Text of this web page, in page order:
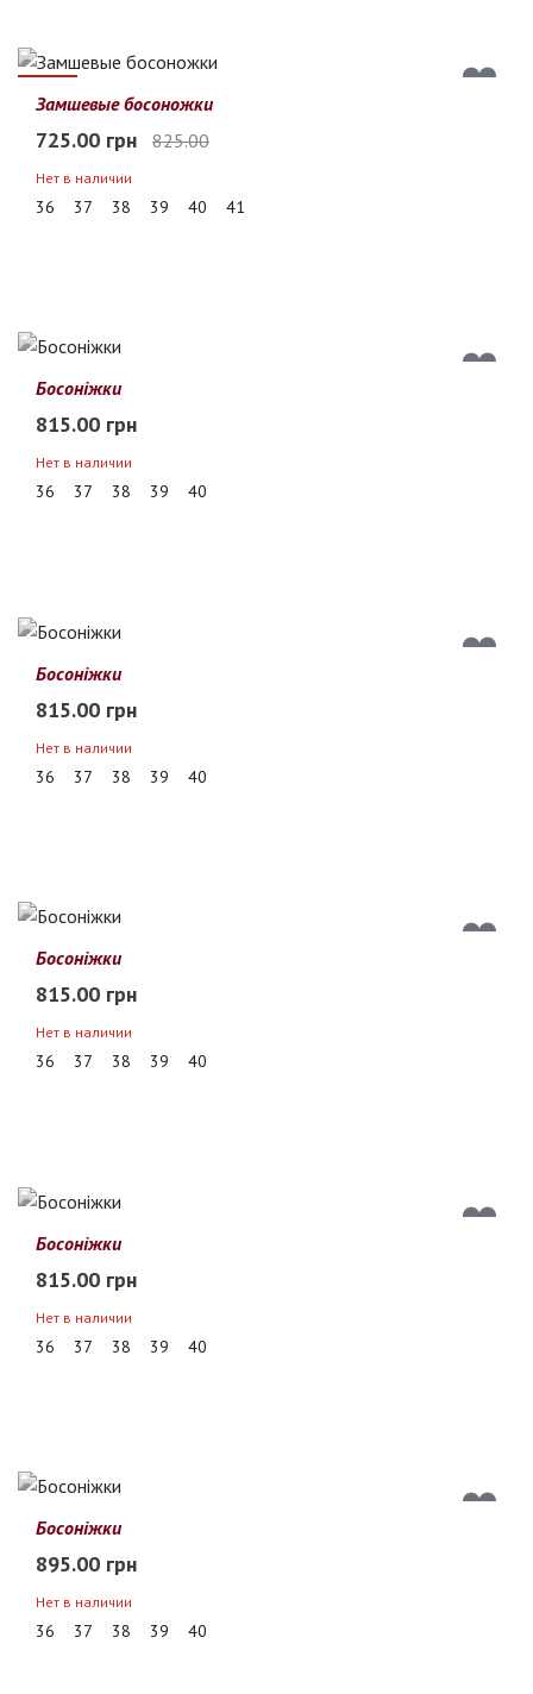
12%
Замшевые босоножки
725.00 грн 825.00
Нет в наличии
36 37 38 39 40 41
Босоніжки
815.00 грн
Нет в наличии
36 37 38 39 40
Босоніжки
815.00 грн
Нет в наличии
36 37 38 39 40
Босоніжки
815.00 грн
Нет в наличии
36 37 38 39 40
Босоніжки
815.00 грн
Нет в наличии
36 37 38 39 40
Босоніжки
895.00 грн
Нет в наличии
36 37 38 39 40